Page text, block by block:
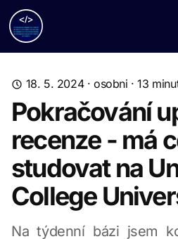
18. 5. 2024·osobni ·13
Pokračování
recenze - má
studovat na
College
Na týdenní bázi jsem